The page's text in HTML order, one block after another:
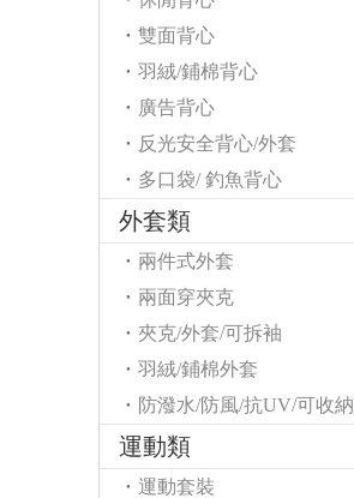
雙面背心
羽絨/鋪棉背心
廣告背心
反光安全背心/外套
多口袋/ 釣魚背心
外套類
兩件式外套
兩面穿夾克
夾克/外套/可拆袖
羽絨/鋪棉外套
防潑水/防風/抗UV/可收納
運動類
運動套裝